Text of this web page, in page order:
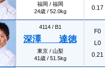
福岡 / 福岡
24歳 / 52.0kg
0.17
4114 / B1
深澤 達徳
東京 / 山梨
41歳 / 51.5kg
F0
L0
0.21